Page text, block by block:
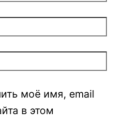
моё имя, email
в этом